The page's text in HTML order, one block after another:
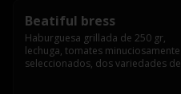
Beatiful bress
Haburguesa grillada de 250 gr,
lechuga, tomates minuciosamente
seleccionados, dos variedades de